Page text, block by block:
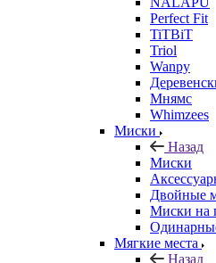
Perfect Fit
TiTBiT
Triol
Wanpy
Мнямс
Whimzees
Миски
Назад
Миски
Двойные
Миски на
Мягкие места
Назад